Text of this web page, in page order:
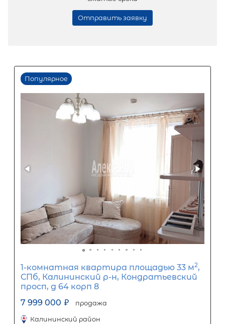
Популярное
1-комнатная квартира площадью
СПб, Приморский р-н,
просп, д 66 корп 3
8 000 000 ₽